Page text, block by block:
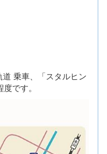
乗車、「スタルヒン
です。